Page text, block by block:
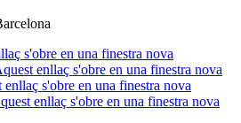
s'obre en una finestra nova
enllaç s'obre en una finestra nova
enllaç s'obre en una finestra nova
enllaç s'obre en una finestra nova